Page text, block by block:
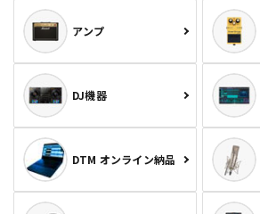
アンプ
DJ機器
DTM オンライン納品